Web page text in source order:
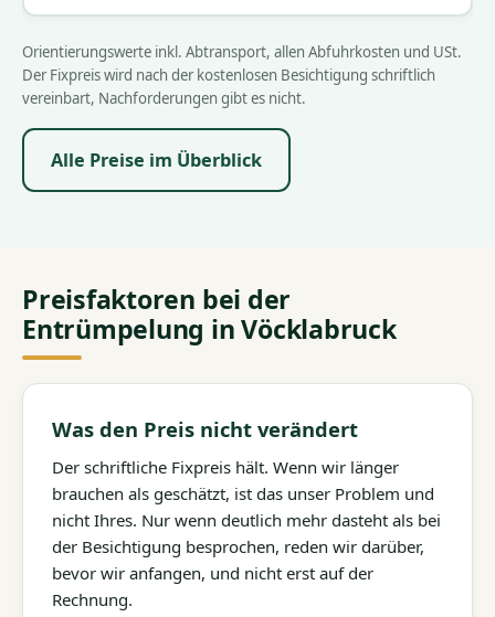
Orientierungswerte inkl. Abtransport, allen Abfuhrkosten und USt.
Der Fixpreis wird nach der kostenlosen Besichtigung schriftlich
vereinbart, Nachforderungen gibt es nicht.
Alle Preise im Überblick
Preisfaktoren bei der
Entrümpelung in Vöcklabruck
Was den Preis nicht verändert
Der schriftliche Fixpreis hält. Wenn wir länger
brauchen als geschätzt, ist das unser Problem und
nicht Ihres. Nur wenn deutlich mehr dasteht als bei
der Besichtigung besprochen, reden wir darüber,
bevor wir anfangen, und nicht erst auf der
Rechnung.